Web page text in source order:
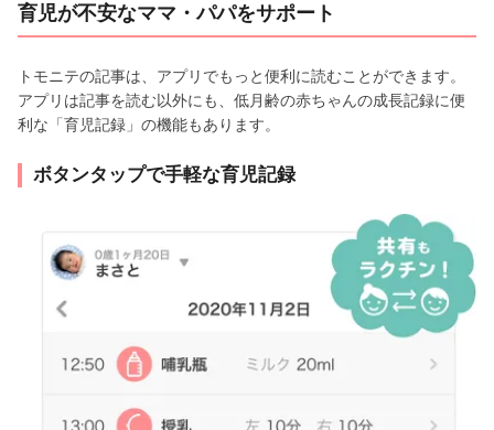
育児が不安なママ・パパをサポート
トモニテの記事は、アプリでもっと便利に読むことができます。
アプリは記事を読む以外にも、低月齢の赤ちゃんの成長記録に便
利な「育児記録」の機能もあります。
ボタンタップで手軽な育児記録